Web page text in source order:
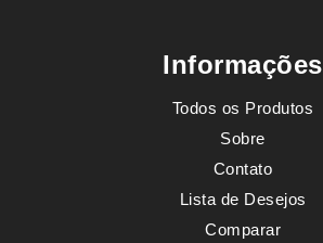
Informações
Todos os Produtos
Sobre
Contato
Lista de Desejos
Comparar